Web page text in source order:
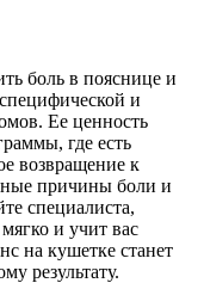
боль в пояснице и
и
Ее ценность
где есть
возвращение к
причины боли и
специалиста,
и учит вас
на кушетке станет
результату.